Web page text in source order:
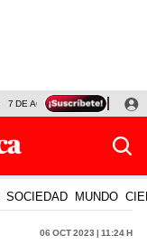
7 DE AGOSTO OLLANTA
SOCIEDAD MUNDO
06 Oct 2023 | 11:24 h